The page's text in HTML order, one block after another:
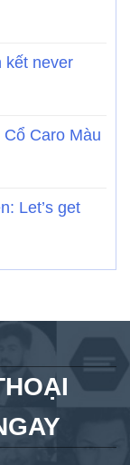
kết never
Caro Màu
Let’s get